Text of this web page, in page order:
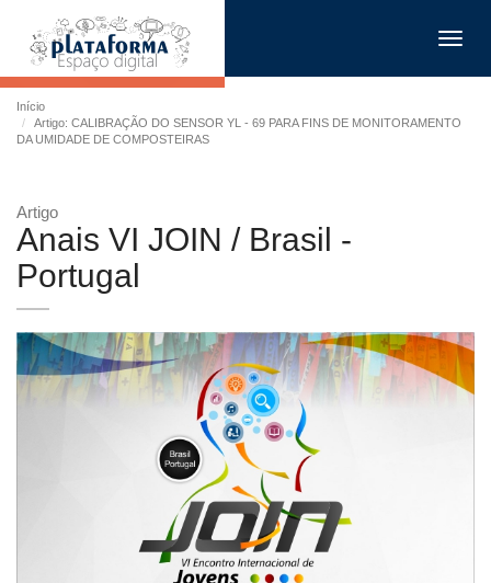
Início
Artigo: CALIBRAÇÃO DO SENSOR YL - 69 PARA FINS DE MONITORAMENTO
DA UMIDADE DE COMPOSTEIRAS
Artigo
Anais VI JOIN / Brasil -
Portugal